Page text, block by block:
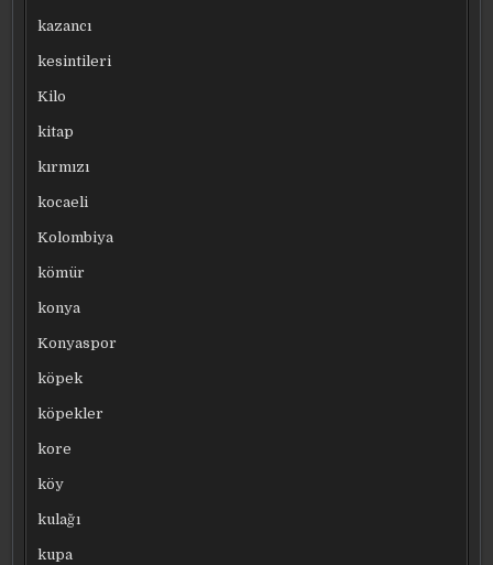
kazancı
kesintileri
Kilo
kitap
kırmızı
kocaeli
Kolombiya
kömür
konya
Konyaspor
köpek
köpekler
kore
köy
kulağı
kupa